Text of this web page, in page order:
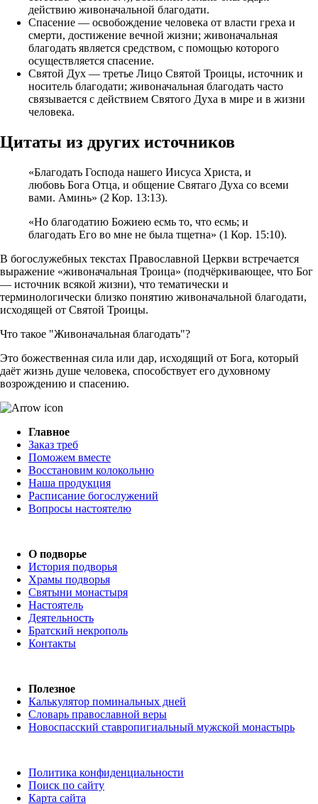
действию живоначальной благодати.
Спасение — освобождение человека от власти греха и
смерти, достижение вечной жизни; живоначальная
благодать является средством, с помощью которого
осуществляется спасение.
Святой Дух — третье Лицо Святой Троицы, источник и
носитель благодати; живоначальная благодать часто
связывается с действием Святого Духа в мире и в жизни
человека.
Цитаты из других источников
«Благодать Господа нашего Иисуса Христа, и
любовь Бога Отца, и общение Святаго Духа со всеми
вами. Аминь» (2 Кор. 13:13).
«Но благодатию Божиею есмь то, что есмь; и
благодать Его во мне не была тщетна» (1 Кор. 15:10).
В богослужебных текстах Православной Церкви встречается
выражение «живоначальная Троица» (подчёркивающее, что Бог
— источник всякой жизни), что тематически и
терминологически близко понятию живоначальной благодати,
исходящей от Святой Троицы.
Что такое "Живоначальная благодать"?
Это божественная сила или дар, исходящий от Бога, который
даёт жизнь душе человека, способствует его духовному
возрождению и спасению.
Главное
Заказ треб
Поможем вместе
Восстановим колокольню
Наша продукция
Расписание богослужений
Вопросы настоятелю
О подворье
История подворья
Храмы подворья
Святыни монастыря
Настоятель
Деятельность
Братский некрополь
Контакты
Полезное
Калькулятор поминальных дней
Словарь православной веры
Новоспасский ставропигиальный мужской монастырь
Политика конфиденциальности
Поиск по сайту
Карта сайта